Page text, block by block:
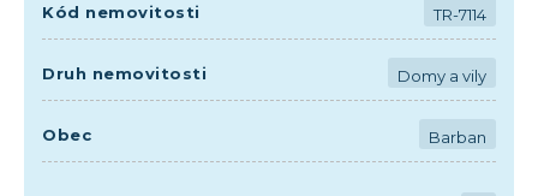
Kód nemovitosti TR-7114
Druh nemovitosti Domy a vily
Obec Barban